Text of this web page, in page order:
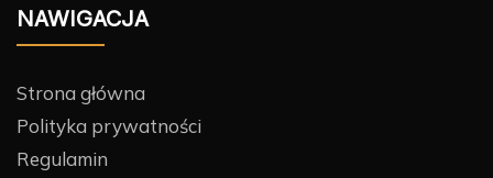
NAWIGACJA
Strona główna
Polityka prywatności
Regulamin